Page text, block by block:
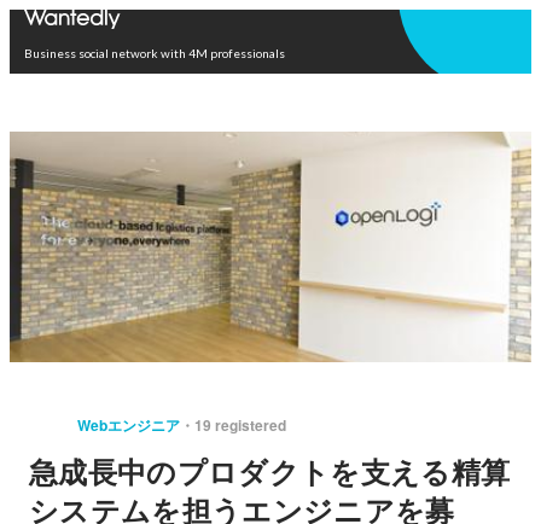
Business social network with 4M professionals
Webエンジニア 19 registered
急成長中のプロダクトを支える精算
システムを担うエンジニアを募